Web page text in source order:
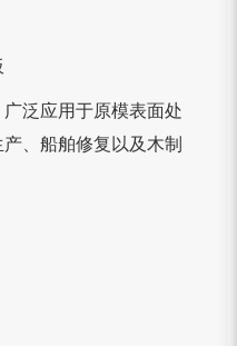
泛应用于原模表面处
、船舶修复以及木制